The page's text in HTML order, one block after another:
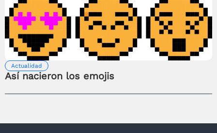
Actualidad
Así nacieron los emojis